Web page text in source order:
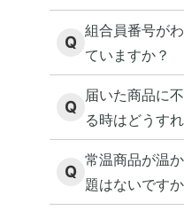
Q
組合員番号が
ていますか？
Q
届いた商品に
る時はどうす
Q
常温商品が温
題はないです